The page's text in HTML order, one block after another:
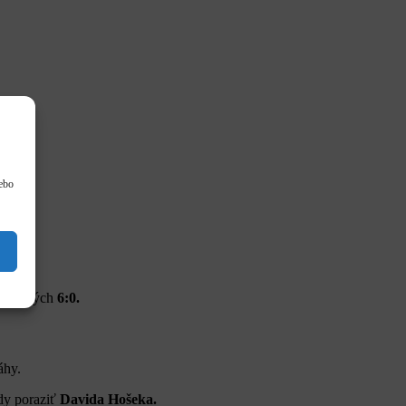
6:0.
poraziť Davida Hošeka.